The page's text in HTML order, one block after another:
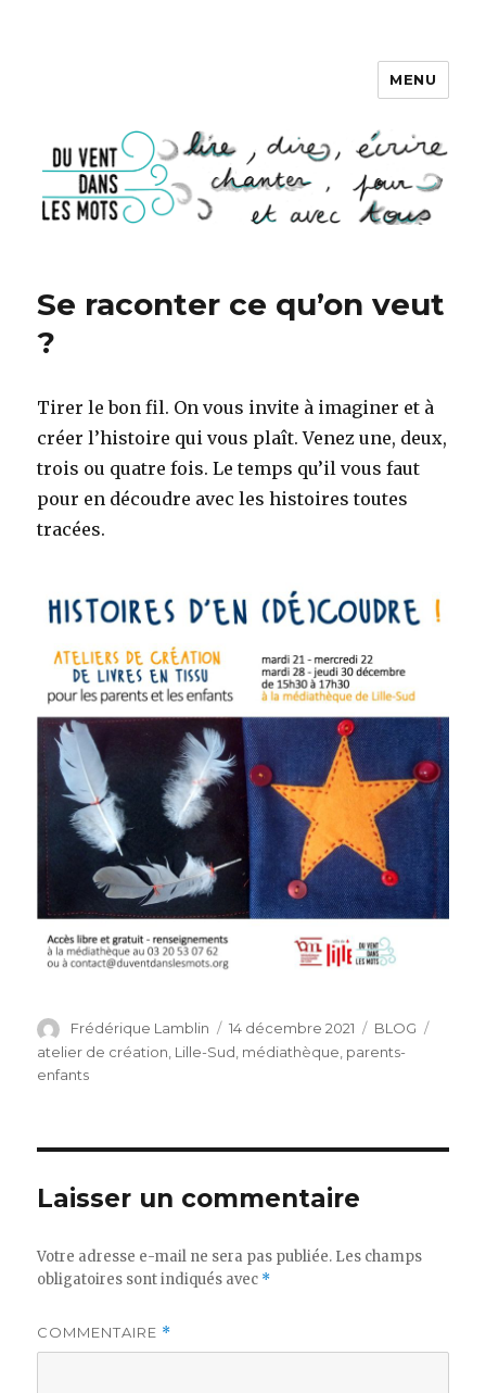
DU VENT DANS LES MOTS
MENU
Se raconter ce qu’on veut
?
Tirer le bon fil. On vous invite à imaginer et à
créer l’histoire qui vous plaît. Venez une, deux,
trois ou quatre fois. Le temps qu’il vous faut
pour en découdre avec les histoires toutes
tracées.
Auteur
Frédérique Lamblin
Publié
le
14 décembre 2021 Catégories
BLOG
atelier de création Lille-Sud médiathèque parents-
enfants
Laisser un commentaire
Votre adresse e-mail ne sera pas publiée. Les champs
obligatoires sont indiqués avec *
COMMENTAIRE *